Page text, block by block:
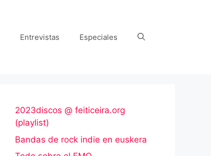
Entrevistas Especiales
2023discos @ feiticeira.org
(playlist)
Bandas de rock indie en euskera